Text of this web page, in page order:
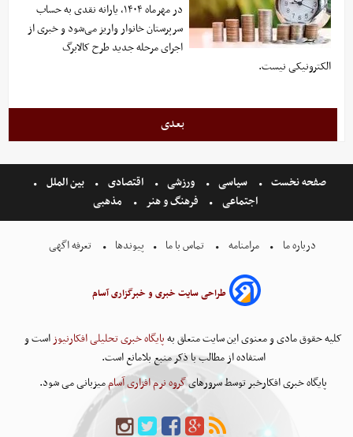
در مهرماه ۱۴۰۴، یارانه نقدی به حساب
سرپرستان خانوار واریز می‌شود و خبری از
اجرای مرحله جدید طرح کالابرگ
الکترونیکی نیست.
بعدی
صفحه نخست سیاسی ورزشی اقتصادی
بین الملل
اجتماعی
فرهنگ و هنر مذهبی
درباره ما مرامنامه تماس با ما پیوندها تعرفه اگهی
طراحی سایت خبری و خبرگزاری آسام
کلیه حقوق مادی و معنوی این سایت متعلق بهپایگاه خبری تحلیلی افکارنیوزاست و
استفاده از مطالب با ذکر منبع بلامانع است.
پایگاه خبری افکارخبر توسط سرورهایگروه نرم افزاری آساممیزبانی می شود.